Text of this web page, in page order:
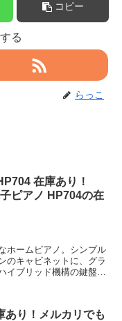
コピー
る
らっこ
在庫あり！
ピアノ HP704の在
ホームピアノ。シンプル
のキャビネットに、グラ
イブリッド機構の鍵盤を
あり！メルカリでも